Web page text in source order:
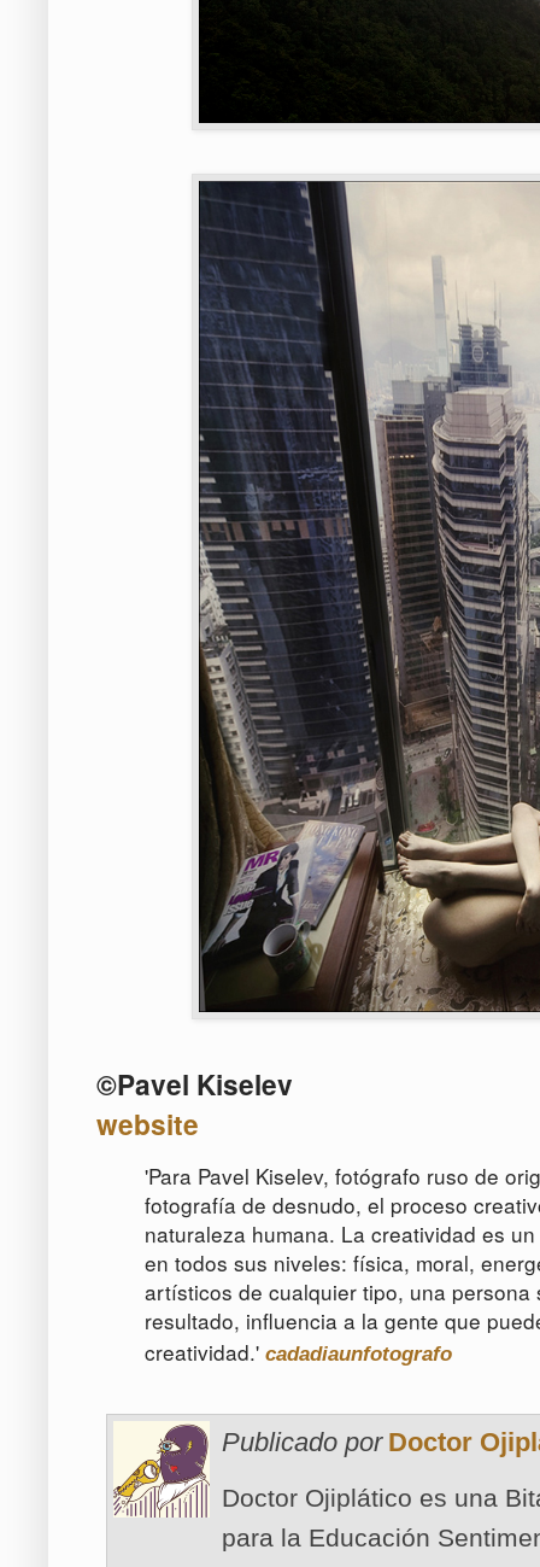
©Pavel Kiselev
website
'Para Pavel Kiselev, fotógrafo ruso de
fotografía de desnudo, el proceso
naturaleza humana. La creatividad es
en todos sus niveles: física, moral,
artísticos de cualquier tipo, una
resultado, influencia a la gente que
creatividad.' cadadiaunfotografo
Publicado por Doctor
Doctor Ojiplático es una
para la Educación